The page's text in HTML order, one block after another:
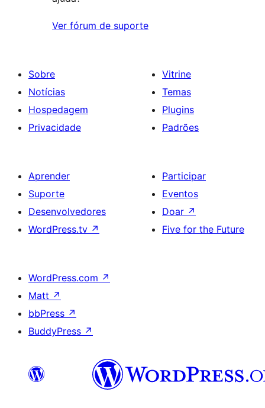
Ver fórum de suporte
Sobre
Notícias
Hospedagem
Privacidade
Vitrine
Temas
Plugins
Padrões
Aprender
Suporte
Desenvolvedores
WordPress.tv ↗
Participar
Eventos
Doar ↗
Five for the Future
WordPress.com ↗
Matt ↗
bbPress ↗
BuddyPress ↗